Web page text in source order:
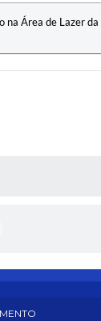
na Área de Lazer